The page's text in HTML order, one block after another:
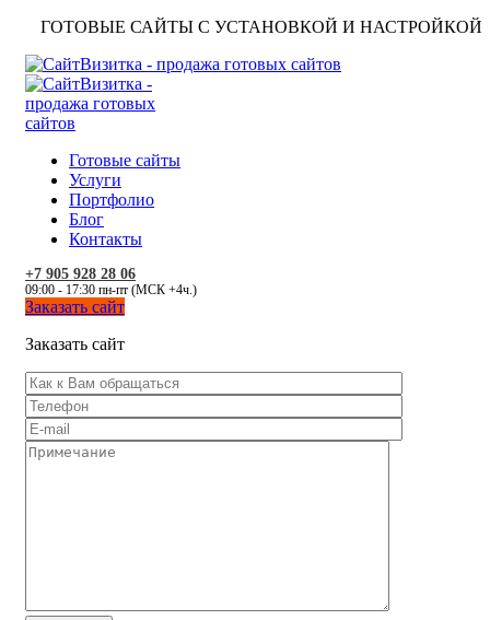
ГОТОВЫЕ САЙТЫ С УСТАНОВКОЙ И НАСТРОЙКОЙ
Готовые сайты
Услуги
Портфолио
Блог
Контакты
+7 905 928 28 06
09:00 - 17:30 пн-пт (МСК +4ч.)
Заказать сайт
Заказать сайт